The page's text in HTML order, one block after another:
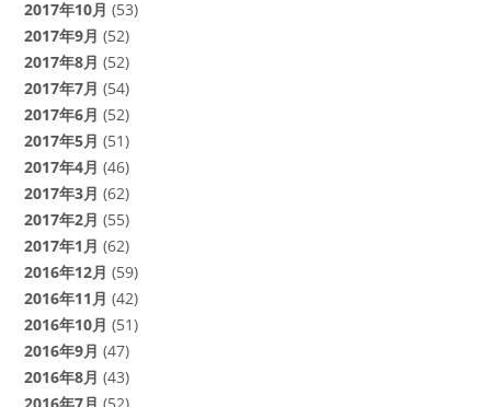
2017年10月 (53)
2017年9月 (52)
2017年8月 (52)
2017年7月 (54)
2017年6月 (52)
2017年5月 (51)
2017年4月 (46)
2017年3月 (62)
2017年2月 (55)
2017年1月 (62)
2016年12月 (59)
2016年11月 (42)
2016年10月 (51)
2016年9月 (47)
2016年8月 (43)